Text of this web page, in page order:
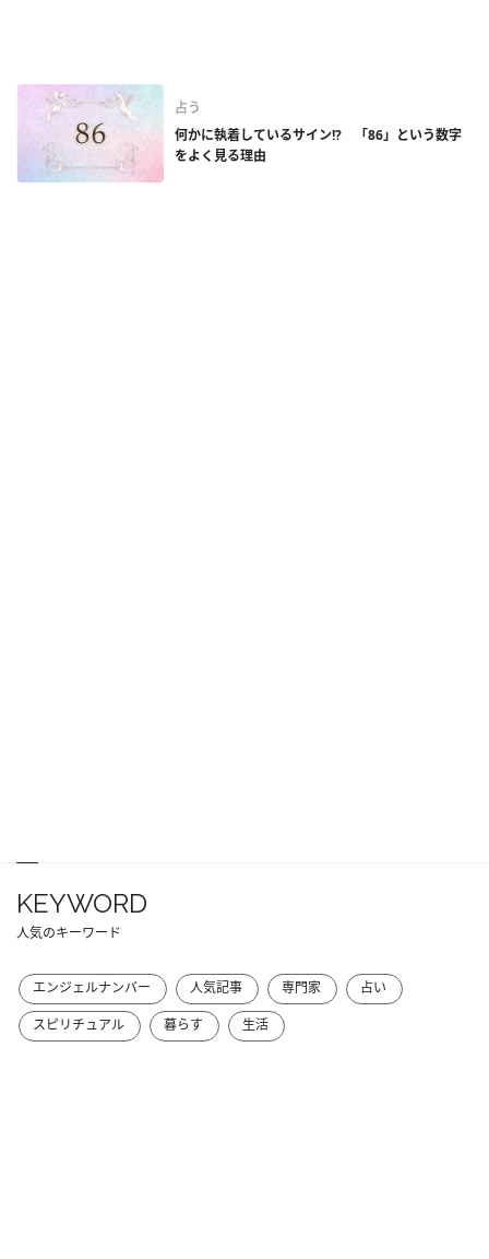
占う
何かに執着しているサイン!? 「86」という数字
をよく見る理由
KEYWORD
人気のキーワード
エンジェルナンバー 人気記事 専門家
占い
スピリチュアル
暮らす 生活